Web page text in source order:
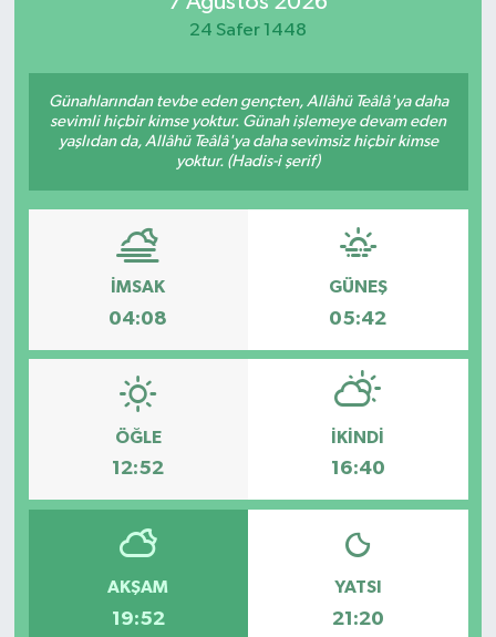
24 Safer 1448
Günahlarından tevbe eden gençten, Allâhü Teâlâ'ya daha
sevimli hiçbir kimse yoktur. Günah işlemeye devam eden
yaşlıdan da, Allâhü Teâlâ'ya daha sevimsiz hiçbir kimse
yoktur. (Hadis-i şerif)
İMSAK
04:08
GÜNEŞ
05:42
ÖĞLE
12:52
İKINDI
16:40
AKŞAM
19:52
YATSI
21:20
Sağlık
Siyaset
Spor
Gizlilik Sözleşmesi
İletişim